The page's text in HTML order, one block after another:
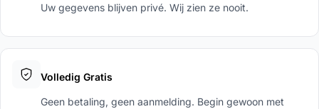
Uw gegevens blijven privé. Wij zien ze nooit.
Volledig Gratis
Geen betaling, geen aanmelding. Begin gewoon met